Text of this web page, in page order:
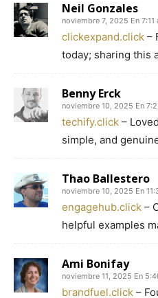
Neil Gonzales
noviembre 7, 2025 En 7:11
clickexpand.click –
today; sharing this
Benny Erck
noviembre 10, 2025 En
techify.click –
simple, and
Thao Ballestero
noviembre 10, 2025 En
engagehub.click –
helpful examples
Ami Bonifay
noviembre 11, 2025 En
brandfuel.click –